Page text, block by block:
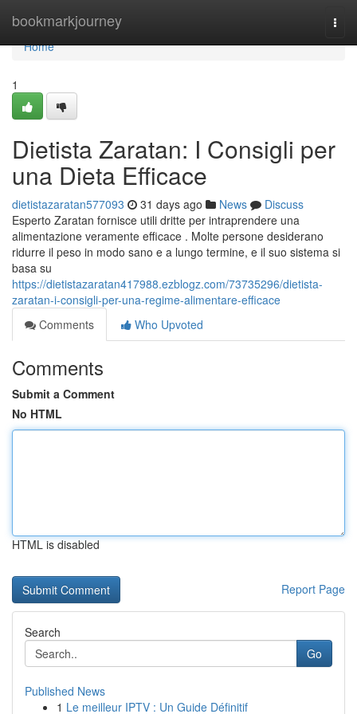
bookmarkjourney
Home
Home
1
Dietista Zaratan: I Consigli per
una Dieta Efficace
dietistazaratan577093 31 days ago News
Discuss
Esperto Zaratan fornisce utili dritte per intraprendere una
alimentazione veramente efficace . Molte persone desiderano
ridurre il peso in modo sano e a lungo termine, e il suo sistema si
basa su
https://dietistazaratan417988.ezblogz.com/73735296/dietista-
zaratan-i-consigli-per-una-regime-alimentare-efficace
Comments
Who Upvoted
Comments
Submit a Comment
No HTML
HTML is disabled
Report Page
Search
Go
Published News
1 Le meilleur IPTV : Un Guide Définitif